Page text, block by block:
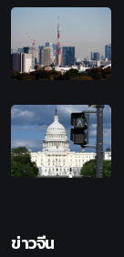
ข่าวจีน